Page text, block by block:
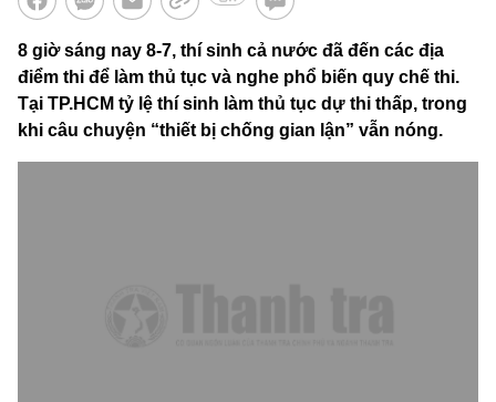
8 giờ sáng nay 8-7, thí sinh cả nước đã đến các địa
điểm thi để làm thủ tục và nghe phổ biến quy chế thi.
Tại TP.HCM tỷ lệ thí sinh làm thủ tục dự thi thấp, trong
khi câu chuyện “thiết bị chống gian lận” vẫn nóng.